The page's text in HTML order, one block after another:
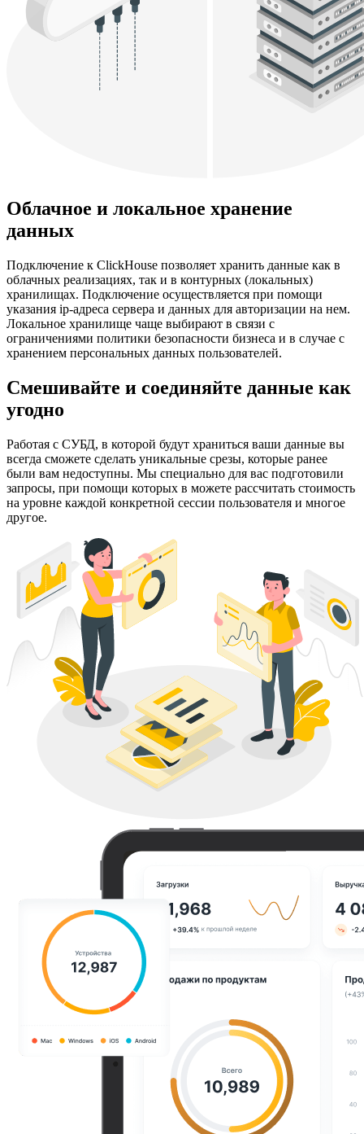
Облачное и локальное хранение
данных
Подключение к ClickHouse позволяет хранить данные как в
облачных реализациях, так и в контурных (локальных)
хранилищах. Подключение осуществляется при помощи
указания ip-адреса сервера и данных для авторизации на нем.
Локальное хранилище чаще выбирают в связи с
ограничениями политики безопасности бизнеса и в случае с
хранением персональных данных пользователей.
Смешивайте и соединяйте данные как
угодно
Работая с СУБД, в которой будут храниться ваши данные вы
всегда сможете сделать уникальные срезы, которые ранее
были вам недоступны. Мы специально для вас подготовили
запросы, при помощи которых в можете рассчитать стоимость
на уровне каждой конкретной сессии пользователя и многое
другое.